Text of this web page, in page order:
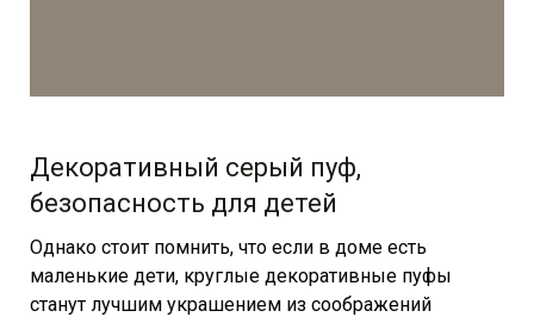
Декоративный серый пуф,
безопасность для детей
Однако стоит помнить, что если в доме есть
маленькие дети, круглые декоративные пуфы
станут лучшим украшением из соображений